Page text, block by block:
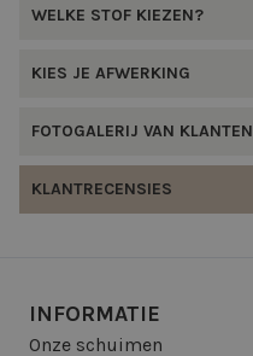
WELKE STOF KIEZEN?
KIES JE AFWERKING
FOTOGALERIJ VAN KLANTEN
KLANTRECENSIES
INFORMATIE
Onze schuimen